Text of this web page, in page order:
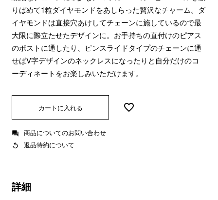
りばめて1粒ダイヤモンドをあしらった贅沢なチャーム。ダ
イヤモンドは直接穴あけしてチェーンに施しているので最
大限に際立たせたデザインに。お手持ちの直付けのピアス
のポストに通したり、ピンスライドタイプのチェーンに通
せばV字デザインのネックレスになったりと自分だけのコ
ーディネートをお楽しみいただけます。
カートに入れる
商品についてのお問い合わせ
返品特約について
詳細